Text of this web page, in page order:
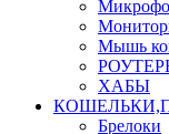
Мышь
ХАБЫ
Брелоки